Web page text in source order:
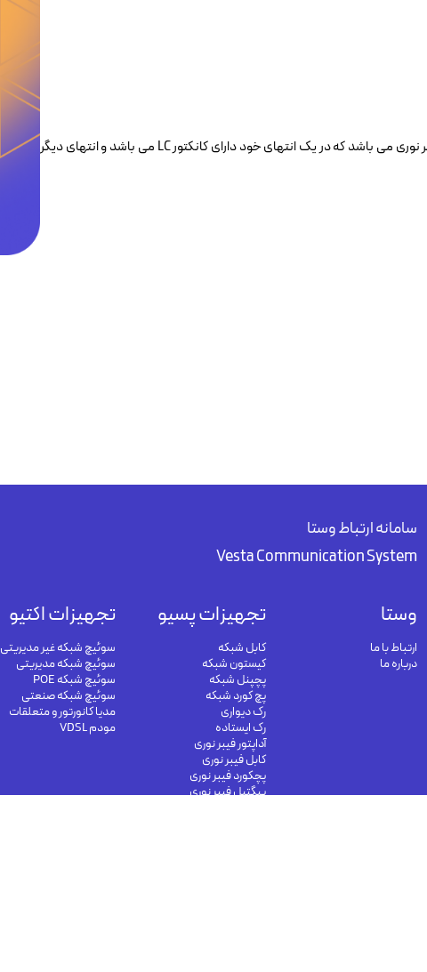
پیگتیل فیبر نوری LC مالتی مود برندرکس لویتون HOTLC050002 یک تار فیبر نوری می باشد که در یک انتهای خود دارای کانکتور LC می باشد و انتهای دیگر
سامانه ارتباط وستا
Vesta Communication System
وستا
ارتباط با ما
درباره ما
تجهیزات پسیو
کابل شبکه
کیستون شبکه
پچپنل شبکه
پچ کورد شبکه
رک دیواری
رک ایستاده
آداپتور فیبر نوری
کابل فیبر نوری
پچکورد فیبر نوری
پیگتیل فیبر نوری
تجهیزات اکتیو
سوئیچ شبکه غیر مدیریتی
سوئیچ شبکه مدیریتی
سوئیچ شبکه POE
سوئیچ شبکه صنعتی
مدیا کانورتور و متعلقات
مودم VDSL